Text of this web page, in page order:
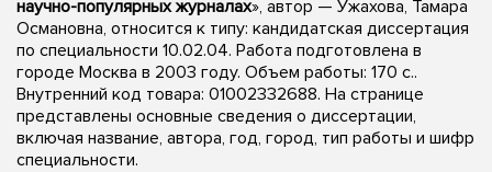
научно-популярных журналах», автор — Ужахова, Тамара
Османовна, относится к типу: кандидатская диссертация
по специальности 10.02.04. Работа подготовлена в
городе Москва в 2003 году. Объем работы: 170 с..
Внутренний код товара: 01002332688. На странице
представлены основные сведения о диссертации,
включая название, автора, год, город, тип работы и шифр
специальности.